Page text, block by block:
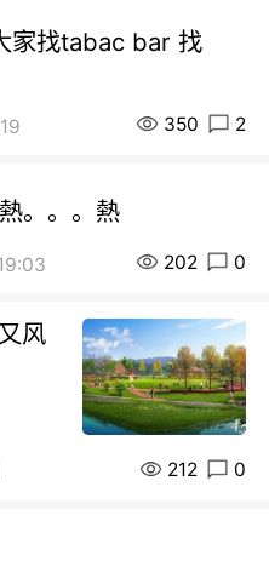
家找tabac bar 找
350 2
。。。熱
202 0
风
212 0